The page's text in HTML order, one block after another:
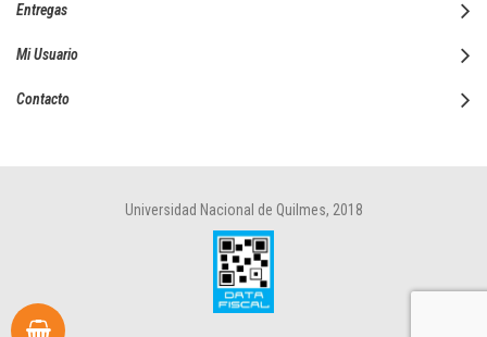
Entregas
Mi Usuario
Contacto
Universidad Nacional de Quilmes, 2018